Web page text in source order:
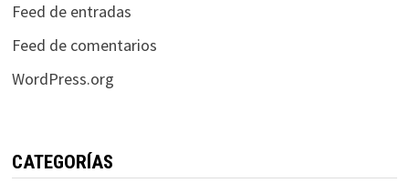
Feed de entradas
Feed de comentarios
WordPress.org
CATEGORÍAS